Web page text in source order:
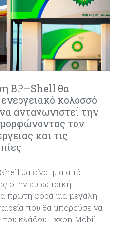
BP–Shell θα
κολοσσό
ανταγωνιστεί την
τον
και τις
θα είναι μια από
στην ευρωπαϊκή
πρώτη φορά μια μεγάλη
που θα μπορούσε να
του κλάδου Exxon Mobil